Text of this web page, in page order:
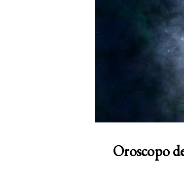
Oroscopo